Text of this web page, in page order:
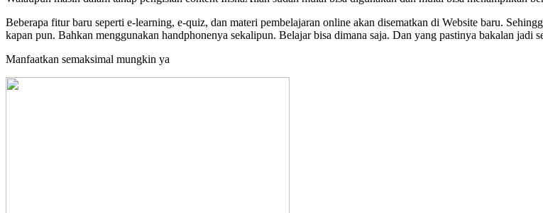
Beberapa fitur baru seperti e-learning, e-quiz, dan materi pembelajaran online akan disematkan di Website baru.
kapan pun. Bahkan menggunakan handphonenya sekalipun. Belajar bisa dimana saja. Dan yang pastinya bakalan jadi
Manfaatkan semaksimal mungkin ya